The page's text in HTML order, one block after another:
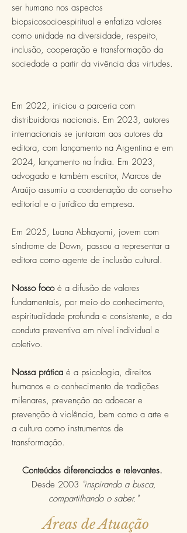
ser humano nos aspectos
biopsicosocioespiritual e enfatiza valores
como unidade na diversidade, respeito,
inclusão, cooperação e transformação da
sociedade a partir da vivência das virtudes.
Em 2022, iniciou a parceria com
distribuidoras nacionais. Em 2023, autores
internacionais se juntaram aos autores da
editora, com lançamento na Argentina e em
2024, lançamento na Índia. Em 2023,
advogado e também escritor, Marcos de
Araújo assumiu a coordenação do conselho
editorial e o jurídico da empresa.
Em 2025, Luana Abhayomi, jovem com
síndrome de Down, passou a representar a
editora como agente de inclusão cultural.
Nosso focoé a difusão de valores
fundamentais, por meio do conhecimento,
espiritualidade profunda e consistente, e da
conduta preventiva em nível individual e
coletivo.
Nossa prática é a psicologia, direitos
humanos e o conhecimento de tradições
milenares, prevenção ao adoecer e
prevenção à violência, bem como a arte e
a cultura como instrumentos de
transformação.
Conteúdos diferenciados e relevantes.
Desde 2003 "inspirando a busca,
compartilhando o saber."
Áreas de Atuação